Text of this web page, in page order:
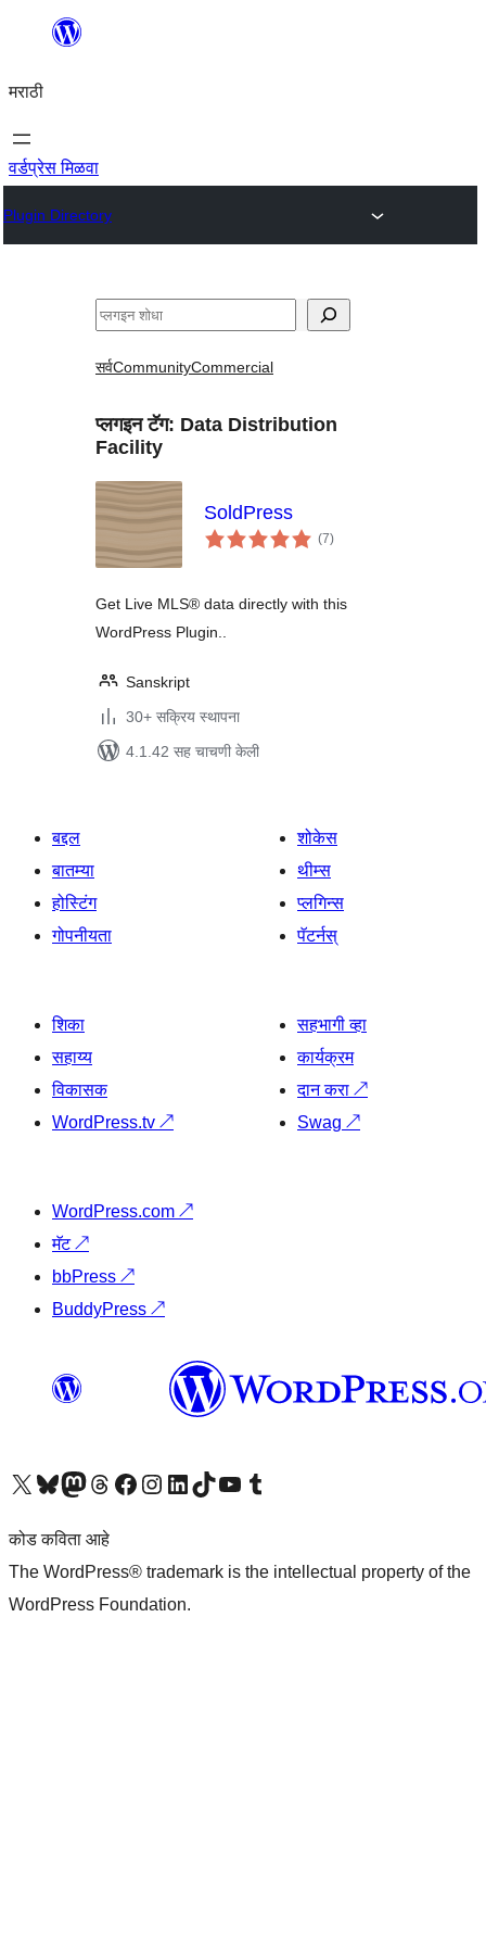
सामुग्रीवर
मराठी
वर्डप्रेस मिळवा
Plugin Directory
शोधा
सर्वCommunityCommercial
प्लगइन टॅग: Data Distribution
Facility
SoldPress
(7एकूण
मूल्यांकन
)
Get Live MLS® data directly with this
WordPress Plugin..
Sanskript
30+ सक्रिय स्थापना
4.1.42 सह चाचणी केली
बद्दल
बातम्या
होस्टिंग
गोपनीयता
शोकेस
थीम्स
प्लगिन्स
पॅटर्नस्
शिका
सहाय्य
विकासक
WordPress.tv ↗
सहभागी व्हा
कार्यक्रम
दान करा ↗
Swag ↗
WordPress.com ↗
मॅट↗
bbPress ↗
BuddyPress ↗
आमच्या X (एक्स) (पूर्वीचे ट्विटर) खात्याला भेट द्या आमच्या ब्लूस्की खात्याला भेट द्या.आमच्या Mastodon खात्याला भेट द्या.आमच्या थ्रेड्स खात्याला भेट द्या. आमच्या फेसबुक पेजला भेट द्या आमच्या इंस्टाग्राम खात्याला भेट द्या आमच्या लिंक्डइन खात्याला भेट द्या आमच्या टिकटॉक अकाउंटला भेट द्या.आमच्या यूट्यूब चॅनेलला भेट द्या आमच्या टंबलर खात्याला भेट द्या.
कोड कविता आहे
The WordPress® trademark is the intellectual property of the
WordPress Foundation.